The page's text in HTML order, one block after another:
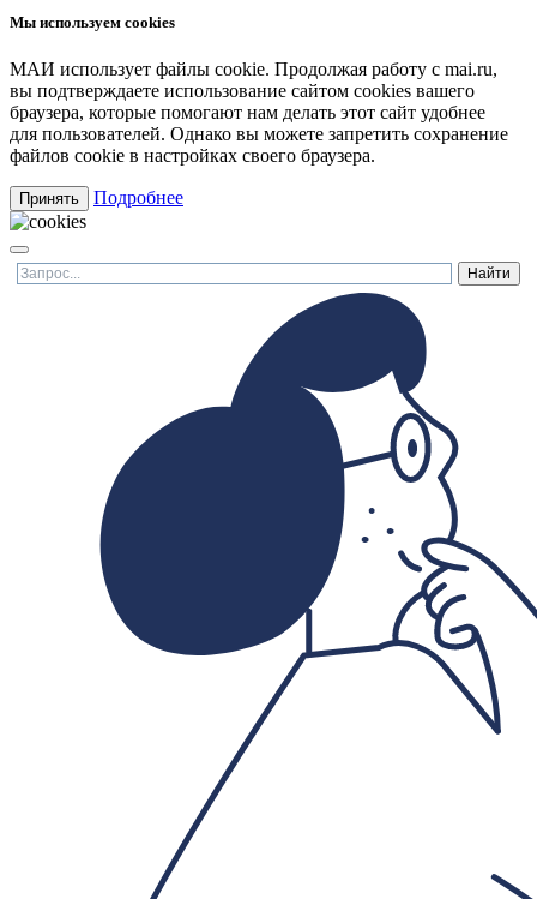
Мы используем cookies
МАИ использует файлы cookie. Продолжая работу с mai.ru,
вы подтверждаете использование сайтом cookies вашего
браузера, которые помогают нам делать этот сайт удобнее
для пользователей. Однако вы можете запретить сохранение
файлов cookie в настройках своего браузера.
Принять Подробнее